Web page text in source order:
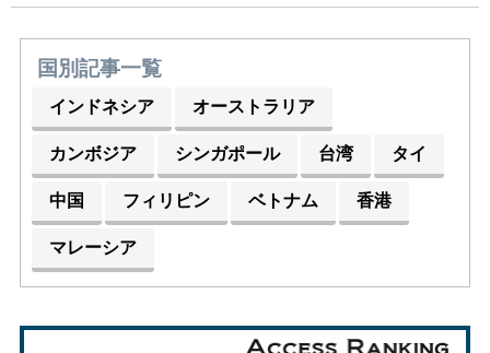
国別記事一覧
インドネシア オーストラリア
カンボジア シンガポール 台湾 タイ
中国 フィリピン ベトナム 香港
マレーシア